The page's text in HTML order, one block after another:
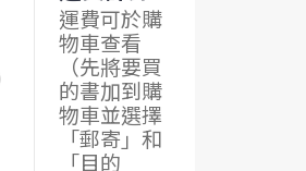
運費可於購
物車查看
（先將要買
的書加到購
物車並選擇
「郵寄」和
「目的